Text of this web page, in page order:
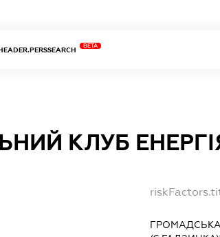
BETA
КЛУБ
ГРОМАДСЬКА